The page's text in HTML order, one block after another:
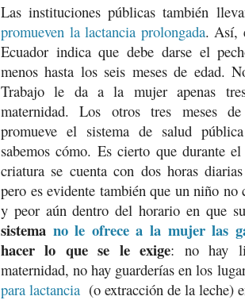
Las instituciones públicas también
promueven la lactancia prolongada. Así,
Ecuador indica que debe darse el
menos hasta los seis meses de edad.
Trabajo le da a la mujer apenas
maternidad. Los otros tres meses
promueve el sistema de salud
sabemos cómo. Es cierto que durante
criatura se cuenta con dos horas
pero es evidente también que un niño
y peor aún dentro del horario en que
sistema no le ofrece a la mujer las
hacer lo que se le exige: no hay
maternidad, no hay guarderías en los
para lactancia (o extracción de la leche)